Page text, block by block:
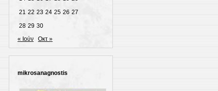
21 22 23 24 25 26 27
28 29 30
« Ιούν
Οκτ »
mikrosanagnostis